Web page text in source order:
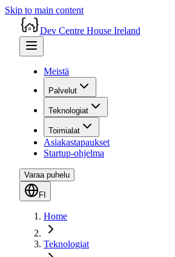
Skip to main content
Dev Centre House Ireland
Meistä
Palvelut
Teknologiat
Toimialat
Asiakastapaukset
Startup-ohjelma
Varaa puhelu
FI
Home
Teknologiat